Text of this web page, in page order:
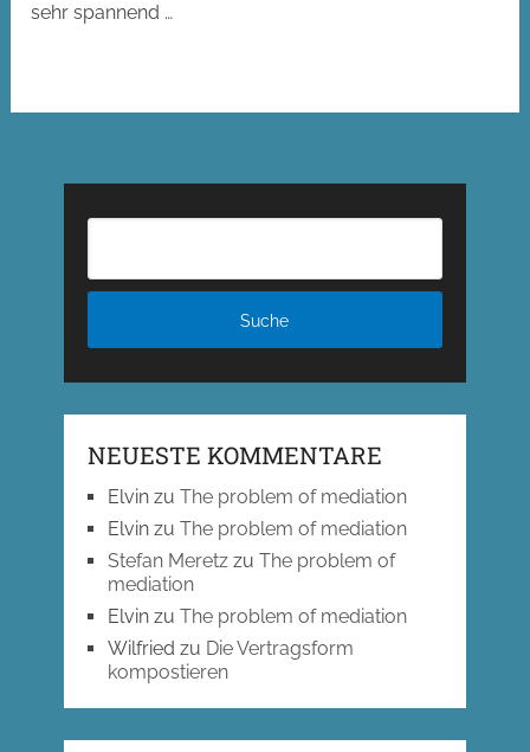
sehr spannend …
NEUESTE KOMMENTARE
Elvinzu The problem of mediation
Elvinzu The problem of mediation
Stefan Meretzzu The problem of
mediation
Elvinzu The problem of mediation
Wilfried zu Die Vertragsform
kompostieren